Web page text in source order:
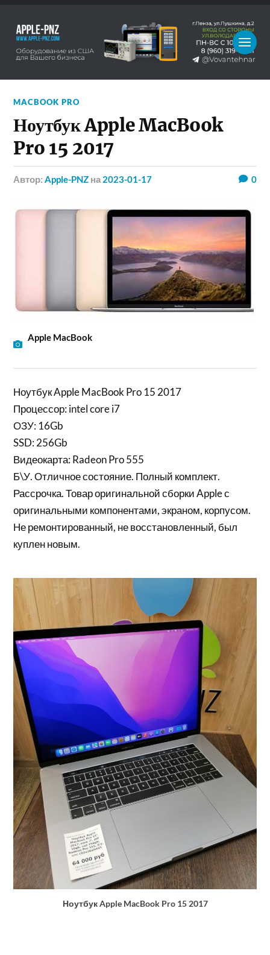
MACBOOK PRO
Ноутбук Apple MacBook
Pro 15 2017
Автор:Apple-PNZ на 2023-01-17 0
Apple MacBook
Ноутбук Apple MacBook Pro 15 2017
Процессор: intel core i7
ОЗУ: 16Gb
SSD: 256Gb
Видеокарта: Radeon Pro 555
Б\У. Отличное состояние. Полный комплект.
Рассрочка. Товар оригинальной сборки Apple с
оригинальными компонентами, экраном, корпусом.
Не ремонтированный, не восстановленный, был
куплен новым.
Ноутбук Apple MacBook Pro 15 2017